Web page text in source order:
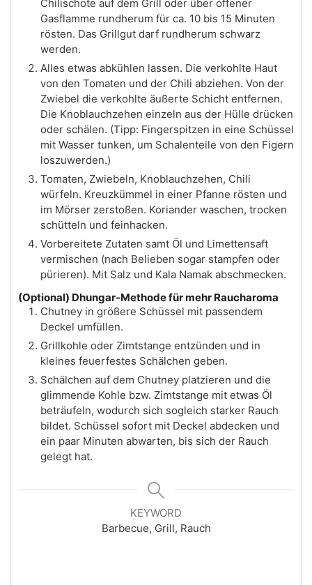
Chilischote auf dem Grill oder über offener
Gasflamme rundherum für ca. 10 bis 15 Minuten
rösten. Das Grillgut darf rundherum schwarz
werden.
Alles etwas abkühlen lassen. Die verkohlte Haut
von den Tomaten und der Chili abziehen. Von der
Zwiebel die verkohlte äußerte Schicht entfernen.
Die Knoblauchzehen einzeln aus der Hülle drücken
oder schälen. (Tipp: Fingerspitzen in eine Schüssel
mit Wasser tunken, um Schalenteile von den Figern
loszuwerden.)
Tomaten, Zwiebeln, Knoblauchzehen, Chili
würfeln. Kreuzkümmel in einer Pfanne rösten und
im Mörser zerstoßen. Koriander waschen, trocken
schütteln und feinhacken.
Vorbereitete Zutaten samt Öl und Limettensaft
vermischen (nach Belieben sogar stampfen oder
pürieren). Mit Salz und Kala Namak abschmecken.
(Optional) Dhungar-Methode für mehr Raucharoma
Chutney in größere Schüssel mit passendem
Deckel umfüllen.
Grillkohle oder Zimtstange entzünden und in
kleines feuerfestes Schälchen geben.
Schälchen auf dem Chutney platzieren und die
glimmende Kohle bzw. Zimtstange mit etwas Öl
beträufeln, wodurch sich sogleich starker Rauch
bildet. Schüssel sofort mit Deckel abdecken und
ein paar Minuten abwarten, bis sich der Rauch
gelegt hat.
KEYWORD
Barbecue, Grill, Rauch